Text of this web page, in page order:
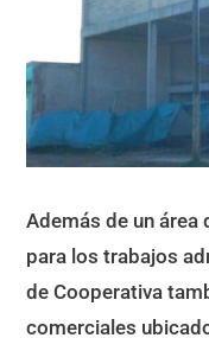
Además de un área
para los trabajos
de Cooperativa
comerciales